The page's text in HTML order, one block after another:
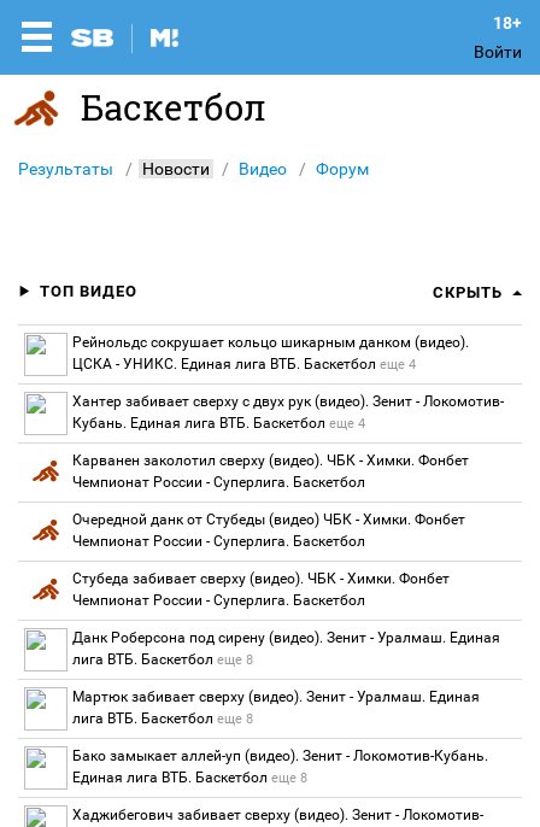
Войти
Баскетбол
Результаты Новости Видео Форум
ТОП ВИДЕО СКРЫТЬ
Рейнольдс сокрушает кольцо шикарным данком (видео).
ЦСКА - УНИКС. Единая лига ВТБ. Баскетбол еще 4
Хантер забивает сверху с двух рук (видео). Зенит - Локомотив-
Кубань. Единая лига ВТБ. Баскетбол еще 4
Карванен заколотил сверху (видео). ЧБК - Химки. Фонбет
Чемпионат России - Суперлига. Баскетбол
Очередной данк от Стубеды (видео) ЧБК - Химки. Фонбет
Чемпионат России - Суперлига. Баскетбол
Стубеда забивает сверху (видео). ЧБК - Химки. Фонбет
Чемпионат России - Суперлига. Баскетбол
Данк Роберсона под сирену (видео). Зенит - Уралмаш. Единая
лига ВТБ. Баскетбол еще 8
Мартюк забивает сверху (видео). Зенит - Уралмаш. Единая
лига ВТБ. Баскетбол еще 8
Бако замыкает аллей-уп (видео). Зенит - Локомотив-Кубань.
Единая лига ВТБ. Баскетбол еще 8
Хаджибегович забивает сверху (видео). Зенит - Локомотив-